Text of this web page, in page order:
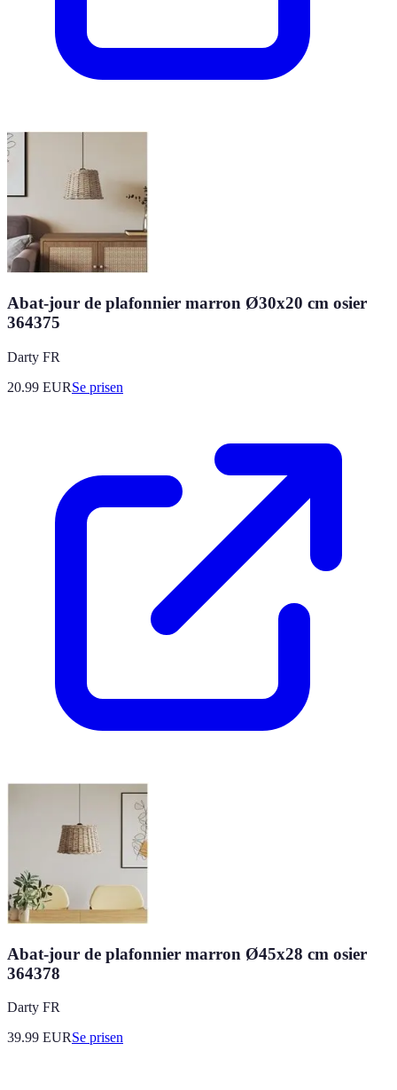
Abat-jour de plafonnier marron Ø30x20 cm osier
364375
Darty FR
20.99 EURSe prisen
Abat-jour de plafonnier marron Ø45x28 cm osier
364378
Darty FR
39.99 EURSe prisen